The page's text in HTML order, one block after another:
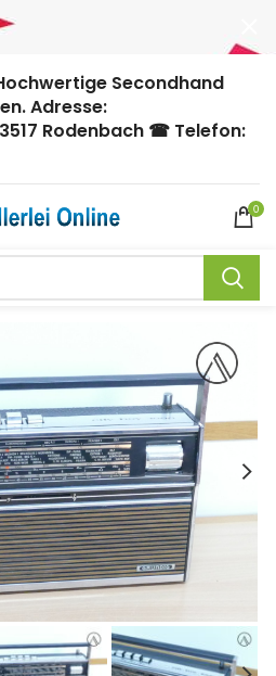
Secondhand
Adresse:
Rodenbach ☎ Telefon:
0